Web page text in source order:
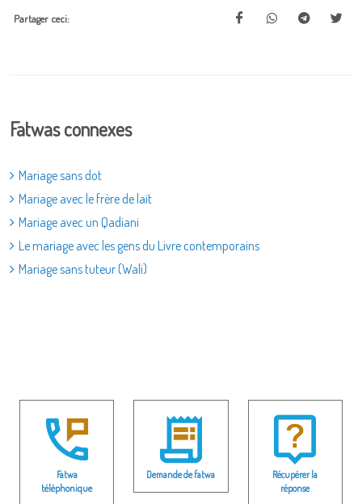
Partager ceci:
Fatwas connexes
Mariage sans dot
Mariage avec le frère de lait
Mariage avec un Qadiani
Le mariage avec les gens du Livre contemporains
Mariage sans tuteur (Wali)
Fatwa
téléphonique
Demande de fatwa
Récupérer la
réponse